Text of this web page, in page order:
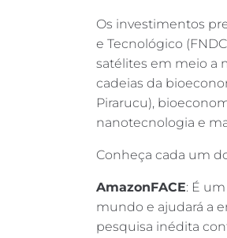
Os investimentos
e Tecnológico
satélites em meio a
cadeias da
Pirarucu),
nanotecnologia e
Conheça cada um
AmazonFACE: É
mundo e ajudará a
pesquisa inédita